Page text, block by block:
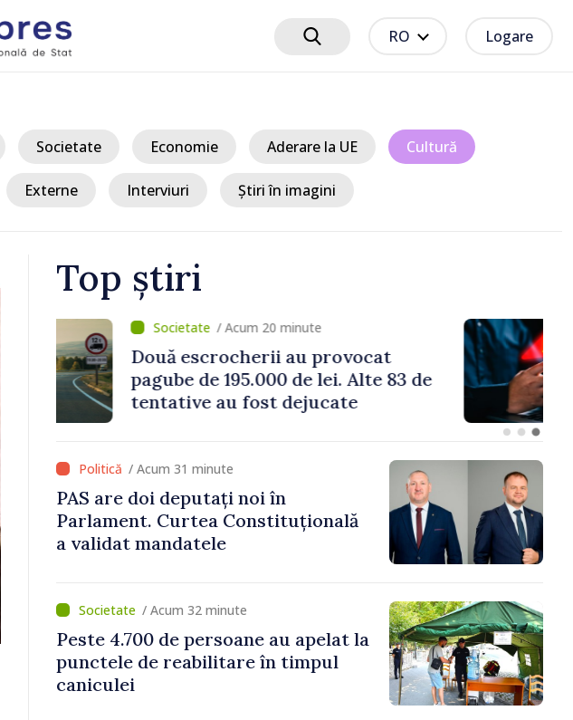
RO Logare
Societate Economie Aderare la UE Cultură
Externe Interviuri Știri în imagini
Top știri
/ Acum 20 minute
Două escrocherii au provocat
pagube de 195.000 de lei. Alte 83 de
tentative au fost dejucate
/ Acum 31 minute
PAS are doi deputați noi în
Parlament. Curtea Constituțională
a validat mandatele
/ Acum 32 minute
Peste 4.700 de persoane au apelat la
punctele de reabilitare în timpul
caniculei